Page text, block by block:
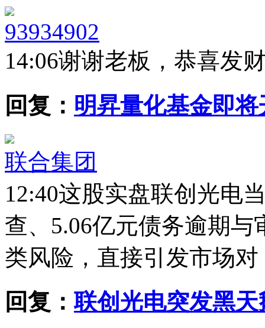
93934902
14:06谢谢老板，恭喜发
回复： 明昇量化基金即
联合集团
12:40这股实盘联创光电
查、5.06亿元债务逾期
类风险，直接引发市场对
回复：联创光电突发黑天